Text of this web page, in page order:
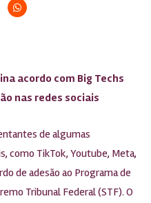
acordo com Big Techs
nas redes sociais
de algumas
como TikTok, Youtube, Meta,
de adesão ao Programa de
Tribunal Federal (STF). O